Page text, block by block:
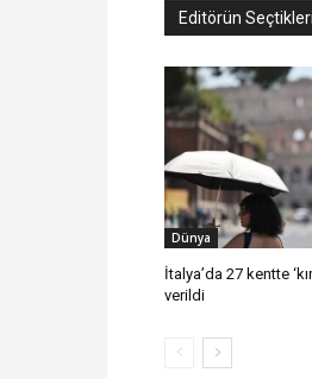
Editörün Seçtikleri
Dünya
İtalya’da 27 kentte
verildi